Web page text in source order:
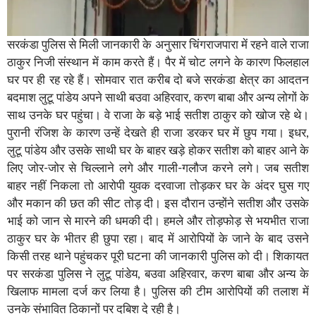
सरकंडा पुलिस से मिली जानकारी के अनुसार चिंगराजपारा में रहने वाले राजा
ठाकुर निजी संस्थान में काम करते हैं। पैर में चोट लगने के कारण फिलहाल
घर पर ही रह रहे हैं। सोमवार रात करीब दो बजे सरकंडा क्षेत्र का आदतन
बदमाश लुटू पांडेय अपने साथी बउवा अहिरवार, करण बाबा और अन्य लोगों के
साथ उनके घर पहुंचा। वे राजा के बड़े भाई सतीश ठाकुर को खोज रहे थे।
पुरानी रंजिश के कारण उन्हें देखते ही राजा डरकर घर में छुप गया। इधर,
लुटू पांडेय और उसके साथी घर के बाहर खड़े होकर सतीश को बाहर आने के
लिए जोर-जोर से चिल्लाने लगे और गाली-गलौज करने लगे। जब सतीश
बाहर नहीं निकला तो आरोपी युवक दरवाजा तोड़कर घर के अंदर घुस गए
और मकान की छत की सीट तोड़ दी। इस दौरान उन्होंने सतीश और उसके
भाई को जान से मारने की धमकी दी। हमले और तोड़फोड़ से भयभीत राजा
ठाकुर घर के भीतर ही छुपा रहा। बाद में आरोपियों के जाने के बाद उसने
किसी तरह थाने पहुंचकर पूरी घटना की जानकारी पुलिस को दी। शिकायत
पर सरकंडा पुलिस ने लुटू पांडेय, बउवा अहिरवार, करण बाबा और अन्य के
खिलाफ मामला दर्ज कर लिया है। पुलिस की टीम आरोपियों की तलाश में
उनके संभावित ठिकानों पर दबिश दे रही है।